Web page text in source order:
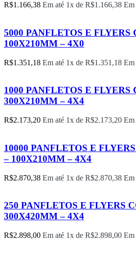
R$1.166,38 Em até 1x de R$1.166,38 Em
5000 PANFLETOS E FLYERS
100X210MM – 4X0
R$1.351,18 Em até 1x de R$1.351,18 Em
1000 PANFLETOS E FLYERS
300X210MM – 4X4
R$2.173,20 Em até 1x de R$2.173,20 Em
10000 PANFLETOS E
– 100X210MM – 4X4
R$2.870,38 Em até 1x de R$2.870,38 Em
250 PANFLETOS E FLYERS
300X420MM – 4X4
R$2.898,00 Em até 1x de R$2.898,00 Em